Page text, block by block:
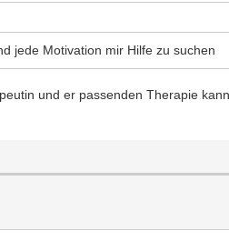
jede Motivation mir Hilfe zu suchen
und er passenden Therapie